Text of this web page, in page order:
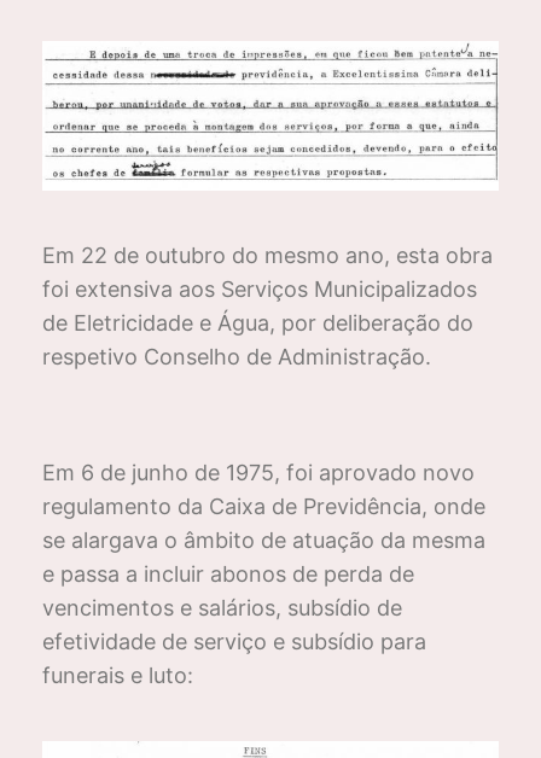
Em 22 de outubro do mesmo ano, esta obra
foi extensiva aos Serviços Municipalizados
de Eletricidade e Água, por deliberação do
respetivo Conselho de Administração.
Em 6 de junho de 1975, foi aprovado novo
regulamento da Caixa de Previdência, onde
se alargava o âmbito de atuação da mesma
e passa a incluir abonos de perda de
vencimentos e salários, subsídio de
efetividade de serviço e subsídio para
funerais e luto: